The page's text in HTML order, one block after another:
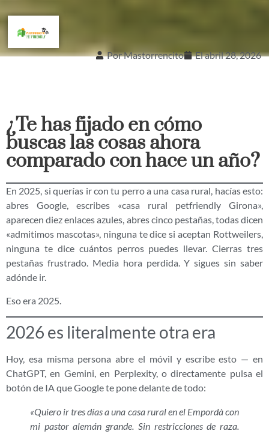
PorMastorrencito Elabril 28, 2026
¿Te has fijado en cómo
buscas las cosas ahora
comparado con hace un año?
En 2025, si querías ir con tu perro a una casa rural, hacías esto:
abres Google, escribes «casa rural petfriendly Girona»,
aparecen diez enlaces azules, abres cinco pestañas, todas dicen
«admitimos mascotas», ninguna te dice si aceptan Rottweilers,
ninguna te dice cuántos perros puedes llevar. Cierras tres
pestañas frustrado. Media hora perdida. Y sigues sin saber
adónde ir.
Eso era 2025.
2026 es literalmente otra era
Hoy, esa misma persona abre el móvil y escribe esto — en
ChatGPT, en Gemini, en Perplexity, o directamente pulsa el
botón de IA que Google te pone delante de todo:
«Quiero ir tres días a una casa rural en el Empordà con
mi pastor alemán grande. Sin restricciones de raza.